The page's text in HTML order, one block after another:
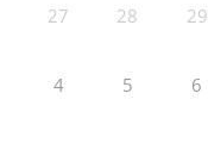
27 28 29
4 5 6